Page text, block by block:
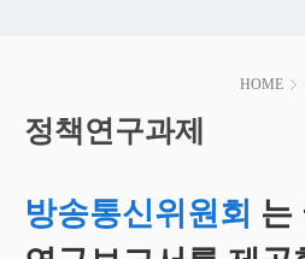
HOME
시
작
정책연구과제
방송통신위원회 는